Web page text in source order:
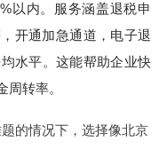
以内。服务涵盖退税申
开通加急通道，电子退
水平。这能帮助企业快
转率。
的情况下，选择像北京